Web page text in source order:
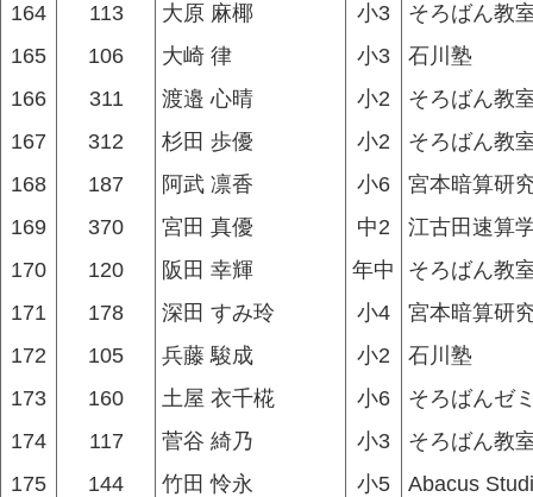
164
113 大原 麻椰 小3
そろばん教
165
106 大崎 律 小3
石川塾
166
311 渡邉 心晴 小2
そろばん教
167
312 杉田 歩優 小2
そろばん教
168
187 阿武 凛香 小6
宮本暗算研
169
370 宮田 真優 中2
江古田速算
170
120 阪田 幸輝 年中
そろばん教
171
178 深田 すみ玲 小4
宮本暗算研
172
105 兵藤 駿成 小2
石川塾
173
160 土屋 衣千椛 小6
そろばんゼ
174
117 菅谷 綺乃 小3
そろばん教
175
144 竹田 怜永 小5
Abacus